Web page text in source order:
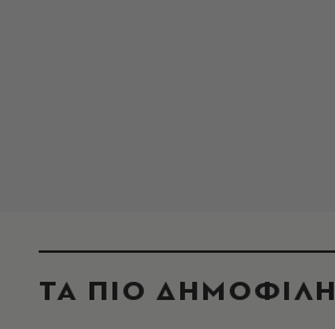
ΤΑ ΠΙΟ ΔΗΜΟΦΙΛΗ